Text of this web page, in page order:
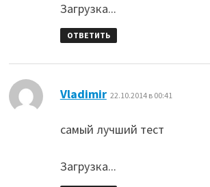
Загрузка...
ОТВЕТИТЬ
Vladimir: 22.10.2014 в 00:41
самый лучший тест
Загрузка...